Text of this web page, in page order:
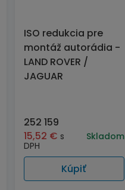
ISO redukcia pre
montáž autorádia -
LAND ROVER /
JAGUAR
252 159
15,52 € s
DPH
Skladom
Kúpiť